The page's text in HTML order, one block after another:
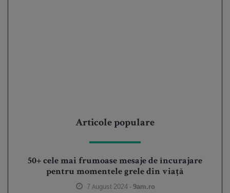
Articole populare
50+ cele mai frumoase mesaje de încurajare
pentru momentele grele din viață
7 August 2024 -9am.ro